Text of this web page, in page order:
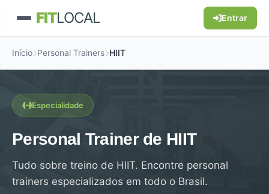
FITLOCAL Entrar
Início Personal Trainers HIIT
Especialidade
Personal Trainer de HIIT
Tudo sobre treino de HIIT. Encontre personal
trainers especializados em todo o Brasil.